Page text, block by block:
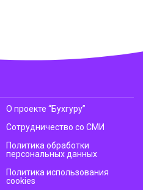
О проекте “Бухгуру”
Сотрудничество со СМИ
Политика обработки
персональных данных
Политика использования
cookies